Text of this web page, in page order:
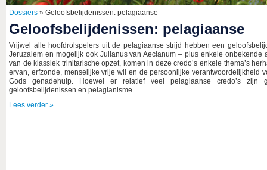
Dossiers » Geloofsbelijdenissen: pelagiaanse
Geloofsbelijdenissen: pelagiaanse
Vrijwel alle hoofdrolspelers uit de pelagiaanse strijd hebben een
Jeruzalem en mogelijk ook Julianus van Aeclanum – plus enkele onbekende
van de klassiek trinitarische opzet, komen in deze credo’s enkele thema’s
ervan, erfzonde, menselijke vrije wil en de persoonlijke verantwoordelijkheid
Gods genadehulp. Hoewel er relatief veel pelagiaanse credo’s zijn
geloofsbelijdenissen en pelagianisme.
Lees verder »